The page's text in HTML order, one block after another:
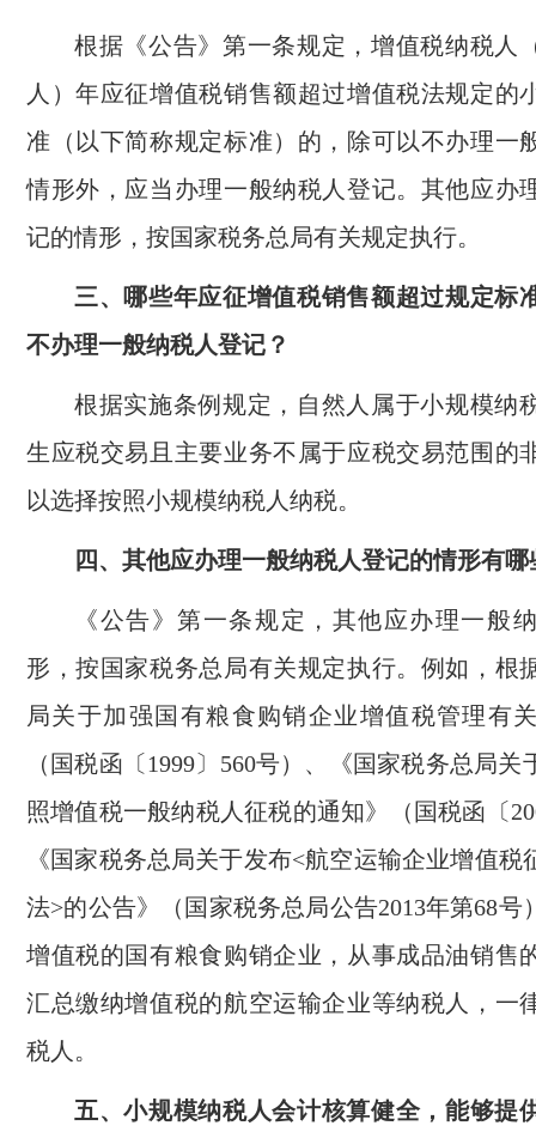
根据《公告》第一条规定，增值税纳税人
人）年应征增值税销售额超过增值税法规定的
准（以下简称规定标准）的，除可以不办理一
情形外，应当办理一般纳税人登记。其他应办
记的情形，按国家税务总局有关规定执行。
三、哪些年应征增值税销售额超过规定标
不办理一般纳税人登记？
根据实施条例规定，自然人属于小规模纳
生应税交易且主要业务不属于应税交易范围的
以选择按照小规模纳税人纳税。
四、其他应办理一般纳税人登记的情形有哪
《公告》第一条规定，其他应办理一般
形，按国家税务总局有关规定执行。例如，根
局关于加强国有粮食购销企业增值税管理有
（国税函〔1999〕560号）、《国家税务总局
照增值税一般纳税人征税的通知》（国税函〔
《国家税务总局关于发布<航空运输企业增值税
法>的公告》（国家税务总局公告2013年第68号
增值税的国有粮食购销企业，从事成品油销售
汇总缴纳增值税的航空运输企业等纳税人，一
税人。
五、小规模纳税人会计核算健全，能够提